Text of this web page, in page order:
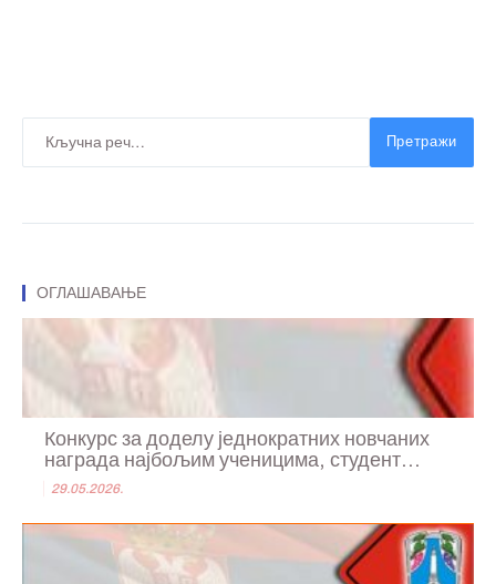
Претражи
ОГЛАШАВАЊЕ
Конкурс за доделу једнократних новчаних
награда најбољим ученицима, студент...
29.05.2026.